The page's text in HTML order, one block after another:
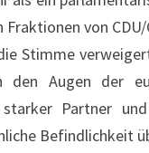
von
Stimme
den Augen der
starker Partner
Befindlichkeit